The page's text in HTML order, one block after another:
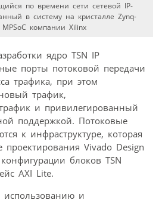
по времени сети сетевой IP-
в систему на кристалле Zynq-
компании Xilinx
ядро TSN IP
порты потоковой передачи
трафика, при этом
трафик,
и привилегированный
поддержкой. Потоковые
к инфраструктуре, которая
проектирования Vivado Design
блоков TSN
AXI Lite.
использованию и